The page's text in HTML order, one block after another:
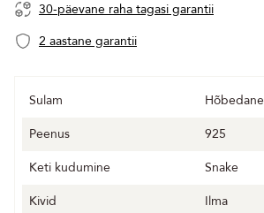
30-päevane raha tagasi garantii
2 aastane garantii
Sulam
Hõbedane
Peenus
925
Keti kudumine
Snake
Kivid
Ilma